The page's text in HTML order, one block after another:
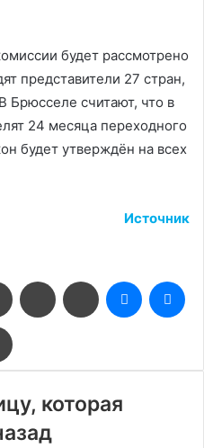
будет рассмотрено
представители 27 стран,
Брюсселе считают, что в
24 месяца переходного
будет утверждён на всех
Источник
Reddit ВконтактеОдноклассники
Messenger
которая